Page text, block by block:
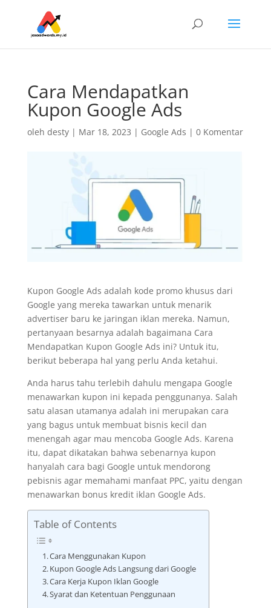
Cara Mendapatkan
Kupon Google Ads
oleh desty| Mar 18, 2023 | Google Ads | 0 Komentar
Kupon Google Ads adalah kode promo khusus dari
Google yang mereka tawarkan untuk menarik
advertiser baru ke jaringan iklan mereka. Namun,
pertanyaan besarnya adalah bagaimana Cara
Mendapatkan Kupon Google Ads ini? Untuk itu,
berikut beberapa hal yang perlu Anda ketahui.
Anda harus tahu terlebih dahulu mengapa Google
menawarkan kupon ini kepada penggunanya. Salah
satu alasan utamanya adalah ini merupakan cara
yang bagus untuk membuat bisnis kecil dan
menengah agar mau mencoba Google Ads. Karena
itu, dapat dikatakan bahwa sebenarnya kupon
hanyalah cara bagi Google untuk mendorong
pebisnis agar memahami manfaat PPC, yaitu dengan
menawarkan bonus kredit iklan Google Ads.
Table of Contents
Cara Menggunakan Kupon
Kupon Google Ads Langsung dari Google
Cara Kerja Kupon Iklan Google
Syarat dan Ketentuan Penggunaan